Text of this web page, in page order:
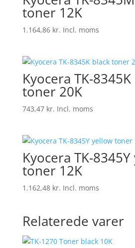
toner 12K
1.164,86 kr. Incl. moms
Kyocera TK-
toner 20K
743,47 kr. Incl. moms
Kyocera TK-
toner 12K
1.162,48 kr. Incl. moms
Relaterede varer